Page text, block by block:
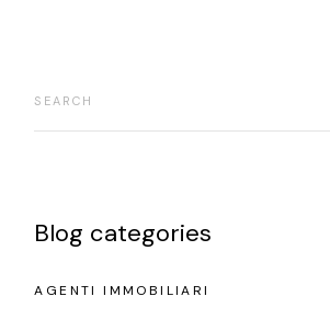
Blog categories
AGENTI IMMOBILIARI